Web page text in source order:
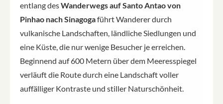
entlang desWanderwegs auf Santo Antao von
Pinhao nach Sinagogaführt Wanderer durch
vulkanische Landschaften, ländliche Siedlungen und
eine Küste, die nur wenige Besucher je erreichen.
Beginnend auf 600 Metern über dem Meeresspiegel
verläuft die Route durch eine Landschaft voller
auffälliger Kontraste und stiller Naturschönheit.